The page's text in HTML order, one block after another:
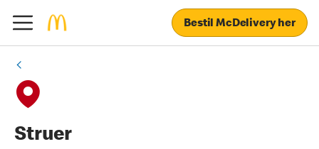
Bestil McDelivery her
Struer